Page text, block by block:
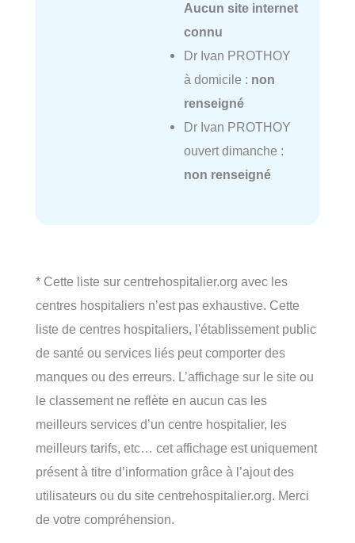
Aucun site internet
connu
Dr Ivan PROTHOY
à domicile : non
renseigné
Dr Ivan PROTHOY
ouvert dimanche :
non renseigné
* Cette liste sur centrehospitalier.org avec les
centres hospitaliers n’est pas exhaustive. Cette
liste de centres hospitaliers, l'établissement public
de santé ou services liés peut comporter des
manques ou des erreurs. L’affichage sur le site ou
le classement ne reflète en aucun cas les
meilleurs services d’un centre hospitalier, les
meilleurs tarifs, etc… cet affichage est uniquement
présent à titre d’information grâce à l’ajout des
utilisateurs ou du site centrehospitalier.org. Merci
de votre compréhension.